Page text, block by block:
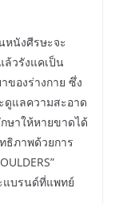
หนังศีรษะจะ
ล้วรังแคเป็น
ของร่างกาย ซึ่ง
ดูแลความสะอาด
ษาให้หายขาดได้
ธิภาพด้วยการ
แบรนด์ที่แพทย์